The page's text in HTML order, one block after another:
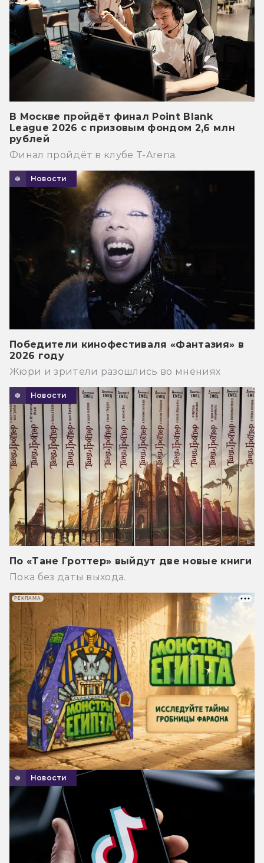
В Москве пройдёт финал Point Blank
League 2026 с призовым фондом 2,6 млн
рублей
Финал пройдёт в клубе T-Arena.
Новости
Победители кинофестиваля «Фантазия» в
2026 году
Жюри и зрители разошлись во мнениях
Новости
По «Тане Гроттер» выйдут две новые книги
Пока без даты выхода.
Новости
РЕКЛАМА